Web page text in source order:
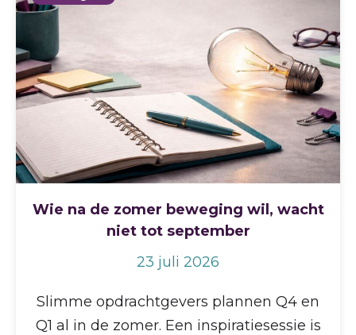
Wie na de zomer beweging wil, wacht
niet tot september
23 juli 2026
Slimme opdrachtgevers plannen Q4 en
Q1 al in de zomer. Een inspiratiesessie is